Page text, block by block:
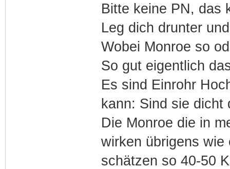
Bitte keine PN, das
Leg dich drunter
Wobei Monroe so
So gut eigentlich
Es sind Einrohr
kann: Sind sie dicht
Die Monroe die in
wirken übrigens
schätzen so 40-50